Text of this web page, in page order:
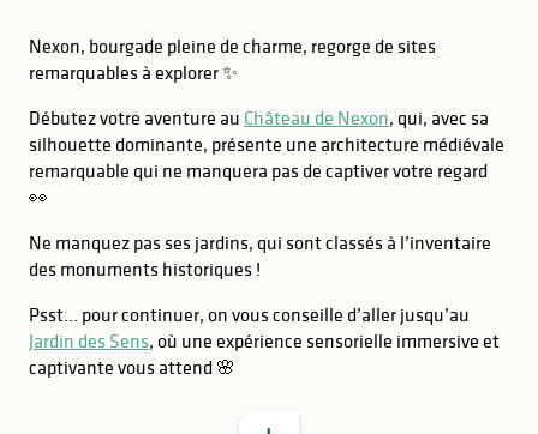
Nexon, bourgade pleine de charme, regorge de sites
remarquables à explorer ✨
Débutez votre aventure au Château de Nexon, qui, avec sa
silhouette dominante, présente une architecture médiévale
remarquable qui ne manquera pas de captiver votre regard
👀
Ne manquez pas ses jardins, qui sont classés à l’inventaire
des monuments historiques !
Psst… pour continuer, on vous conseille d’aller jusqu’au
Jardin des Sens, où une expérience sensorielle immersive et
captivante vous attend 🌸
BON À SAVOIR